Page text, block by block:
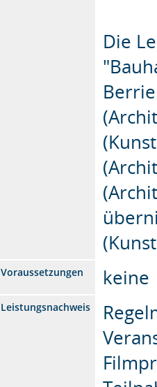
Die
Voraussetzungen keine​​​​​​​
Leistungsnachweis